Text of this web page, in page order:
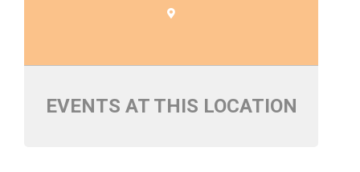
EVENTS AT THIS LOCATION